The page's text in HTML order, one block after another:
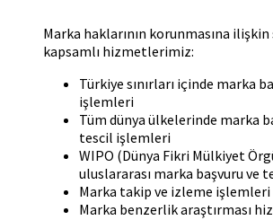
Marka haklarının korunmasına
kapsamlı hizmetlerimiz:
Türkiye sınırları içinde marka
işlemleri
Tüm dünya ülkelerinde marka
tescil işlemleri
WIPO (Dünya Fikri Mülkiyet
uluslararası marka başvuru ve
Marka takip ve izleme işlemleri
Marka benzerlik araştırması